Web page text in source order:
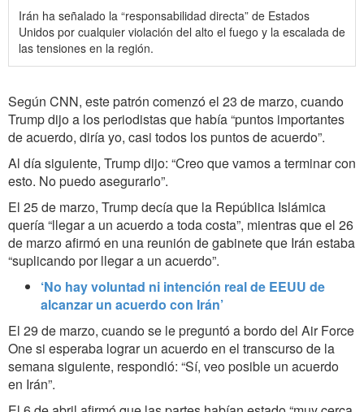
Irán ha señalado la “responsabilidad directa” de Estados
Unidos por cualquier violación del alto el fuego y la escalada de
las tensiones en la región.
Según CNN, este patrón comenzó el 23 de marzo, cuando
Trump dijo a los periodistas que había “puntos importantes
de acuerdo, diría yo, casi todos los puntos de acuerdo”.
Al día siguiente, Trump dijo: “Creo que vamos a terminar con
esto. No puedo asegurarlo”.
El 25 de marzo, Trump decía que la República Islámica
quería “llegar a un acuerdo a toda costa”, mientras que el 26
de marzo afirmó en una reunión de gabinete que Irán estaba
“suplicando por llegar a un acuerdo”.
‘No hay voluntad ni intención real de EEUU de
alcanzar un acuerdo con Irán’
El 29 de marzo, cuando se le preguntó a bordo del Air Force
One si esperaba lograr un acuerdo en el transcurso de la
semana siguiente, respondió: “Sí, veo posible un acuerdo
en Irán”.